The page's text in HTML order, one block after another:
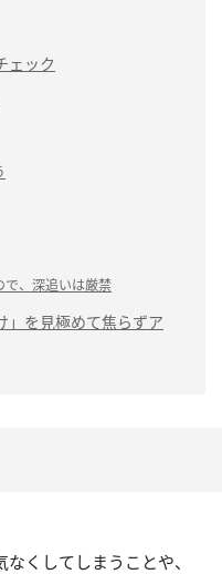
ェック
で、深追いは厳禁
」を見極めて焦らずア
くしてしまうことや、